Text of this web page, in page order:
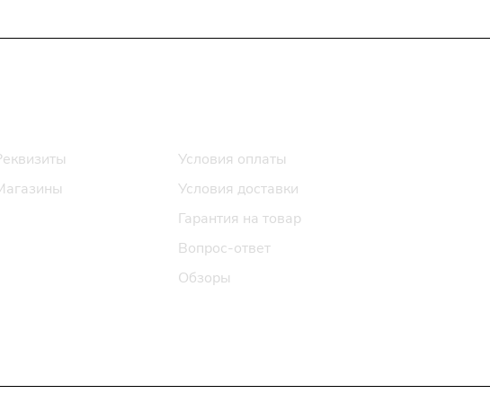
Условия оплаты
Условия доставки
Гарантия на товар
Вопрос-ответ
Обзоры